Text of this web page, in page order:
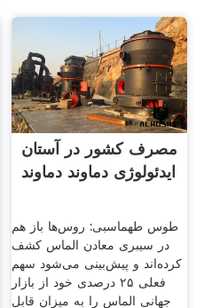
مصرف کشور در آستان
ایدئولوژی دماوند دماوند
طوس طهماسبی: روس‌ها باز هم
در سیبری معادن الماس کشف
کرده‌اند و پیش‌بینی می‌شود سهم
فعلی ۲۵ درصدی خود از بازار
جهانی الماس را به میزان قابل